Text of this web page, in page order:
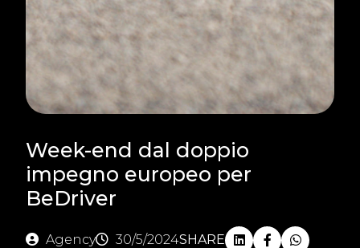
Week-end dal doppio
impegno europeo per
BeDriver
Agency 30/5/2024SHARE